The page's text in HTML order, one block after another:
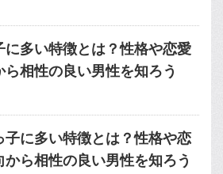
に多い特徴とは？性格や恋愛
ら相性の良い男性を知ろう
子に多い特徴とは？性格や恋
から相性の良い男性を知ろう